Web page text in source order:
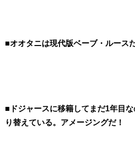
■オオタニは現代版ベーブ・ルースだ
■ドジャースに移籍してまだ1年目
り替えている。アメージングだ！